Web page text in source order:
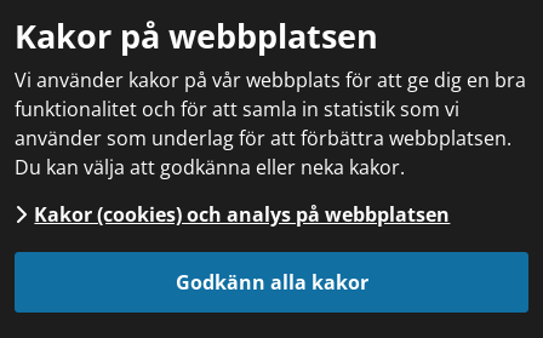
Kakor på webbplatsen
Vi använder kakor på vår webbplats för att ge dig en bra
funktionalitet och för att samla in statistik som vi
använder som underlag för att förbättra webbplatsen.
Du kan välja att godkänna eller neka kakor.
Kakor (cookies) och analys på webbplatsen
Godkänn alla kakor